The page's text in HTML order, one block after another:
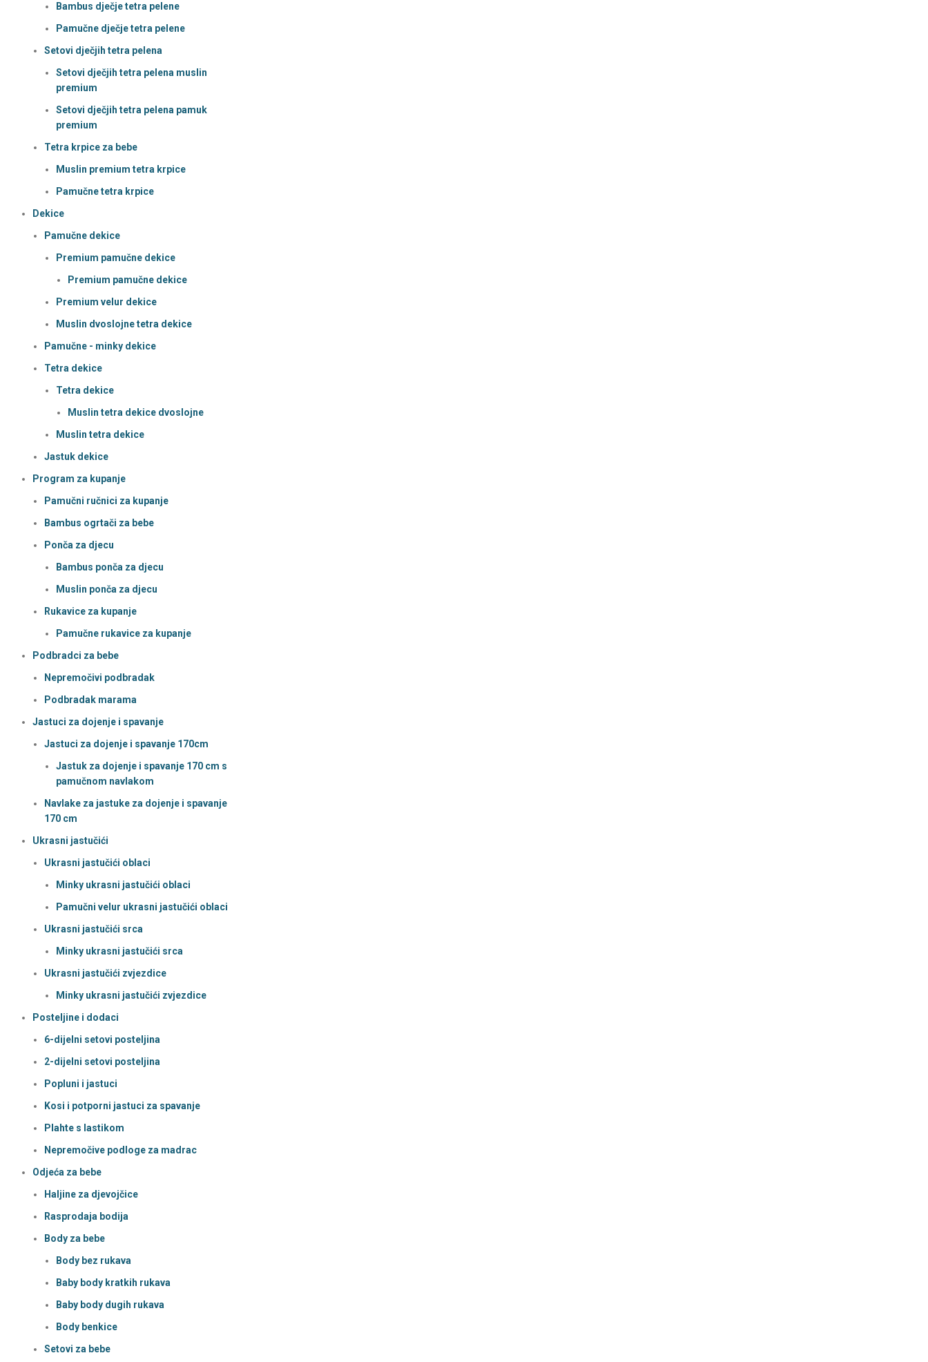
Bambus dječje tetra pelene
Pamučne dječje tetra pelene
Setovi dječjih tetra pelena
Setovi dječjih tetra pelena muslin
premium
Setovi dječjih tetra pelena pamuk
premium
Tetra krpice za bebe
Muslin premium tetra krpice
Pamučne tetra krpice
Dekice
Pamučne dekice
Premium pamučne dekice
Premium pamučne dekice
Premium velur dekice
Muslin dvoslojne tetra dekice
Pamučne - minky dekice
Tetra dekice
Tetra dekice
Muslin tetra dekice dvoslojne
Muslin tetra dekice
Jastuk dekice
Program za kupanje
Pamučni ručnici za kupanje
Bambus ogrtači za bebe
Ponča za djecu
Bambus ponča za djecu
Muslin ponča za djecu
Rukavice za kupanje
Pamučne rukavice za kupanje
Podbradci za bebe
Nepremočivi podbradak
Podbradak marama
Jastuci za dojenje i spavanje
Jastuci za dojenje i spavanje 170cm
Jastuk za dojenje i spavanje 170 cm s
pamučnom navlakom
Navlake za jastuke za dojenje i spavanje
170 cm
Ukrasni jastučići
Ukrasni jastučići oblaci
Minky ukrasni jastučići oblaci
Pamučni velur ukrasni jastučići oblaci
Ukrasni jastučići srca
Minky ukrasni jastučići srca
Ukrasni jastučići zvjezdice
Minky ukrasni jastučići zvjezdice
Posteljine i dodaci
6-dijelni setovi posteljina
2-dijelni setovi posteljina
Popluni i jastuci
Kosi i potporni jastuci za spavanje
Plahte s lastikom
Nepremočive podloge za madrac
Odjeća za bebe
Haljine za djevojčice
Rasprodaja bodija
Body za bebe
Body bez rukava
Baby body kratkih rukava
Baby body dugih rukava
Body benkice
Setovi za bebe